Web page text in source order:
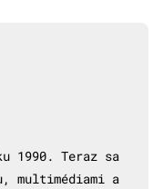
1990. Teraz sa
multimédiami a